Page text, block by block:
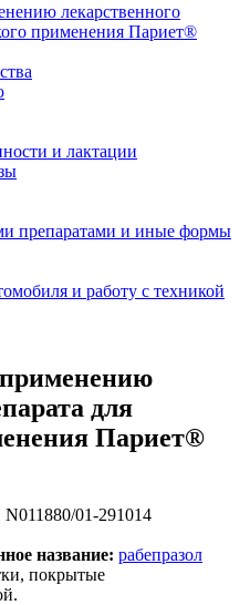
лекарственного
применения Париет®
и лактации
препаратами и иные формы
и работу с техникой
для
Париет®
01-291014
название: рабепразол
покрытые